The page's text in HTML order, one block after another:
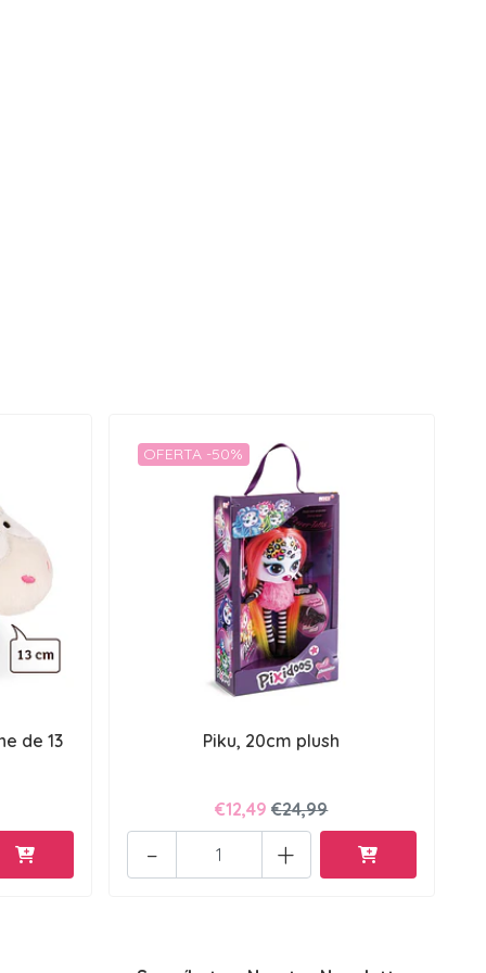
de 13
OFERTA -50%
Piku, 20cm plush
€12,49 €24,99
+
-